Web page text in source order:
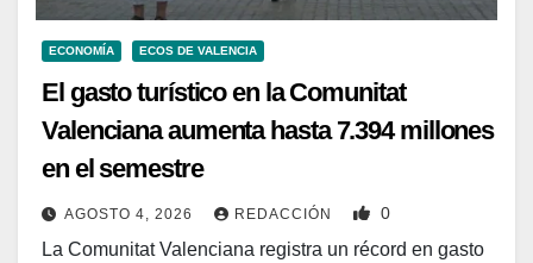
ECONOMÍA ECOS DE VALENCIA
El gasto turístico en la Comunitat
Valenciana aumenta hasta 7.394 millones
en el semestre
AGOSTO 4, 2026 REDACCIÓN 0
La Comunitat Valenciana registra un récord en gasto